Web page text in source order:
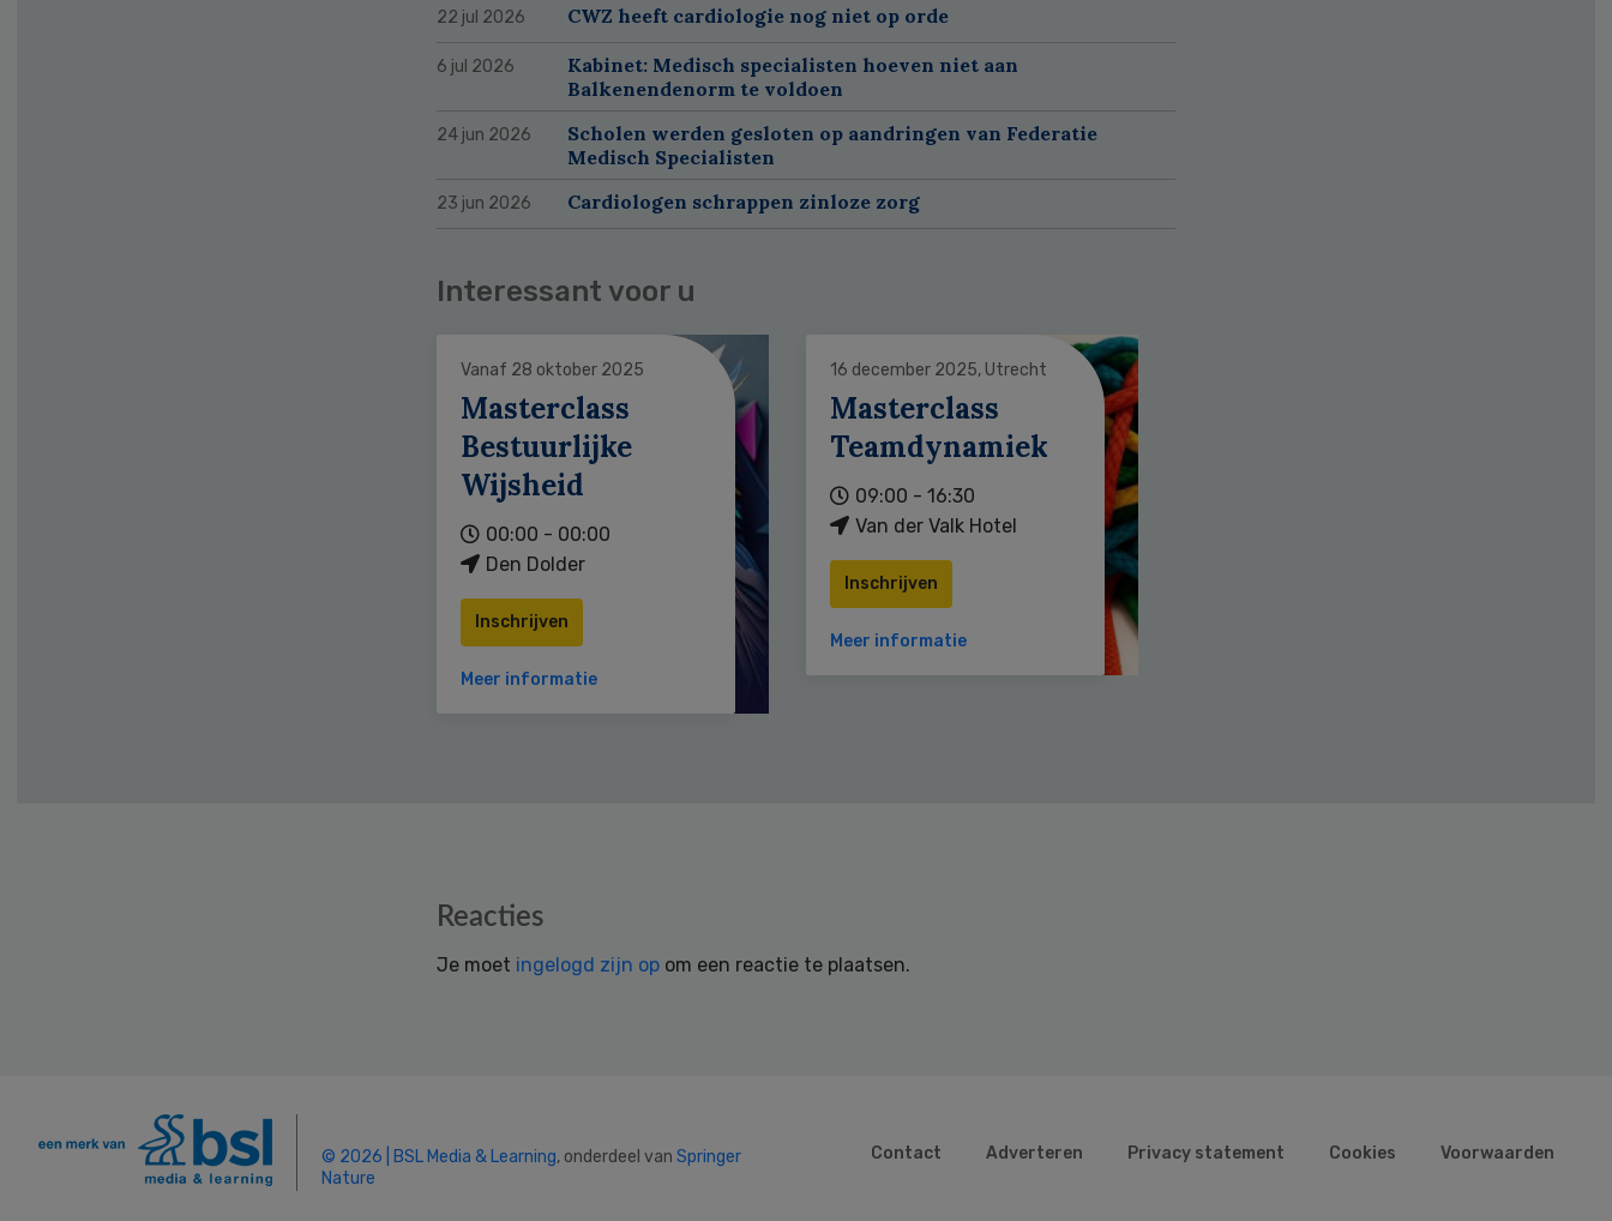
22 jul 2026 CWZ heeft cardiologie nog niet op orde
6 jul 2026
Kabinet: Medisch specialisten hoeven niet aan
Balkenendenorm te voldoen
24 jun 2026
Scholen werden gesloten op aandringen van Federatie
Medisch Specialisten
23 jun 2026 Cardiologen schrappen zinloze zorg
Interessant voor u
Vanaf 28 oktober 2025
Masterclass
Bestuurlijke
Wijsheid
00:00 - 00:00
Den Dolder
Inschrijven
Meer informatie
16 december 2025, Utrecht
Masterclass
Teamdynamiek
09:00 - 16:30
Van der Valk Hotel
Inschrijven
Meer informatie
Reacties
Je moet ingelogd zijn op om een reactie te plaatsen.
© 2026 | BSL Media & Learning, onderdeel van Springer
Nature
Contact Adverteren Privacy statement Cookies Voorwaarden